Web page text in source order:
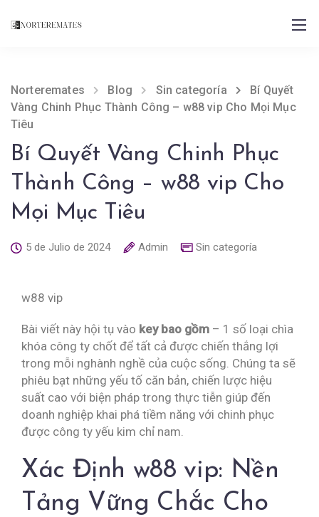
Norteremates Blog Sin categoría
Bí Quyết
Vàng Chinh Phục Thành Công – w88 vip Cho Mọi Mục
Tiêu
Bí Quyết Vàng Chinh Phục
Thành Công – w88 vip Cho
Mọi Mục Tiêu
5 de Julio de 2024 Admin Sin categoría
w88 vip
Bài viết này hội tụ vào key bao gồm – 1 số loại chìa
khóa công ty chốt để tất cả được chiến thắng lợi
trong mỗi nghành nghề của cuộc sống. Chúng ta sẽ
phiêu bạt những yếu tố căn bản, chiến lược hiệu
suất cao với biện pháp trong thực tiễn giúp đến
doanh nghiệp khai phá tiềm năng với chinh phục
được công ty yếu kim chỉ nam.
Xác Định w88 vip: Nền
Tảng Vững Chắc Cho